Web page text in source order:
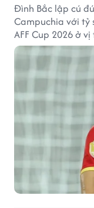
Đình Bắc lập cú
Campuchia với tỷ
AFF Cup 2026 ở